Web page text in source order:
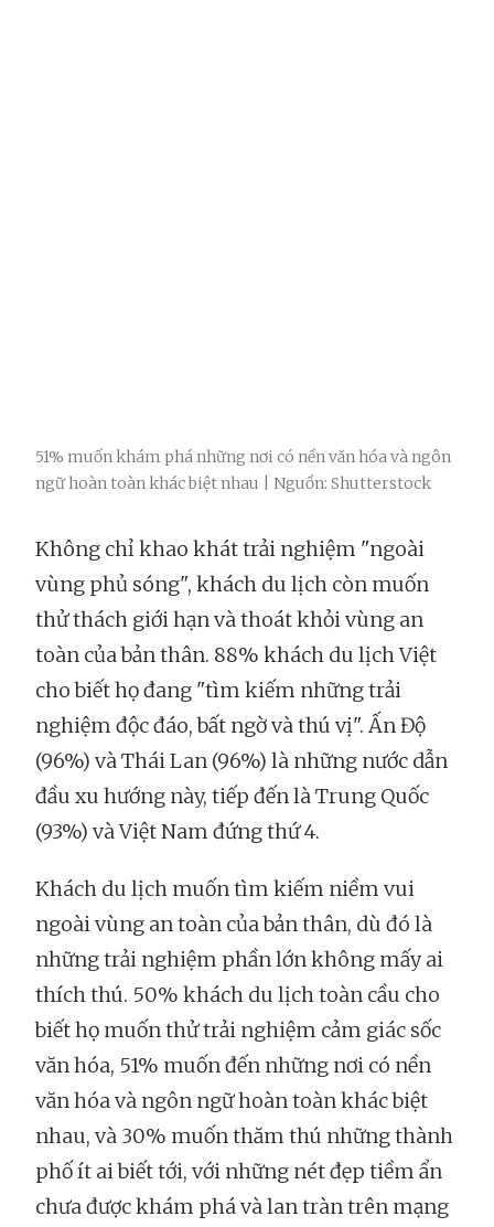
51% muốn khám phá những nơi có nền văn hóa và ngôn
ngữ hoàn toàn khác biệt nhau | Nguồn: Shutterstock
Không chỉ khao khát trải nghiệm "ngoài
vùng phủ sóng", khách du lịch còn muốn
thử thách giới hạn và thoát khỏi vùng an
toàn của bản thân. 88% khách du lịch Việt
cho biết họ đang "tìm kiếm những trải
nghiệm độc đáo, bất ngờ và thú vị". Ấn Độ
(96%) và Thái Lan (96%) là những nước dẫn
đầu xu hướng này, tiếp đến là Trung Quốc
(93%) và Việt Nam đứng thứ 4.
Khách du lịch muốn tìm kiếm niềm vui
ngoài vùng an toàn của bản thân, dù đó là
những trải nghiệm phần lớn không mấy ai
thích thú. 50% khách du lịch toàn cầu cho
biết họ muốn thử trải nghiệm cảm giác sốc
văn hóa, 51% muốn đến những nơi có nền
văn hóa và ngôn ngữ hoàn toàn khác biệt
nhau, và 30% muốn thăm thú những thành
phố ít ai biết tới, với những nét đẹp tiềm ẩn
chưa được khám phá và lan tràn trên mạng